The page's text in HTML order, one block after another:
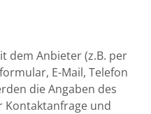
dem Anbieter (z.B. per
E-Mail, Telefon
die Angaben des
Kontaktanfrage und